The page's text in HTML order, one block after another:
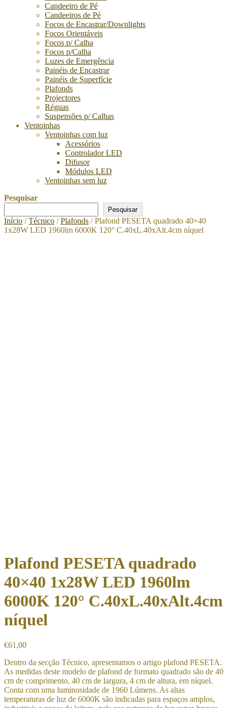
Candeeiro de Pé
Candeeiros de Pé
Focos de Encastrar/Downlights
Focos Orientáveis
Focos p/ Calha
Focos p/Calha
Luzes de Emergência
Painéis de Encastrar
Painéis de Superfície
Plafonds
Projectores
Réguas
Suspensões p/ Calhas
Ventoinhas
Ventoinhas com luz
Acessórios
Controlador LED
Difusor
Módulos LED
Ventoinhas sem luz
Pesquisar
Pesquisar
Início /Técnico /Plafonds / Plafond PESETA quadrado 40×40
1x28W LED 1960lm 6000K 120° C.40xL.40xAlt.4cm níquel
Plafond PESETA quadrado
40×40 1x28W LED 1960lm
6000K 120° C.40xL.40xAlt.4cm
níquel
€61,00
Dentro da secção Técnico, apresentamos o artigo plafond PESETA.
As medidas deste modelo de plafond de formato quadrado são de 40
cm de comprimento, 40 cm de largura, 4 cm de altura, em níquel.
Conta com uma luminosidade de 1960 Lúmens. As altas
temperaturas de luz de 6000K são indicadas para espaços amplos,